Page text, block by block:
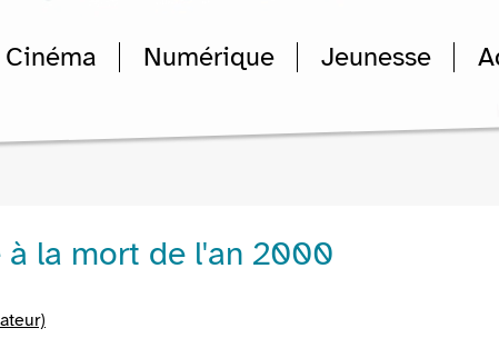
Cinéma Numérique Jeunesse
à la mort de l'an 2000